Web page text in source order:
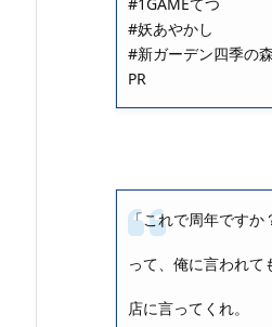
#妖あやかし
#新ガーデン四季の
PR
「これで周年ですか
って、俺に言われて
店に言ってくれ。